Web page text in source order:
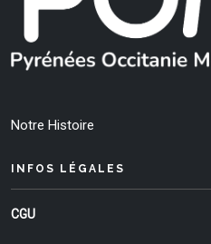
Notre Histoire
INFOS LÉGALES
CGU